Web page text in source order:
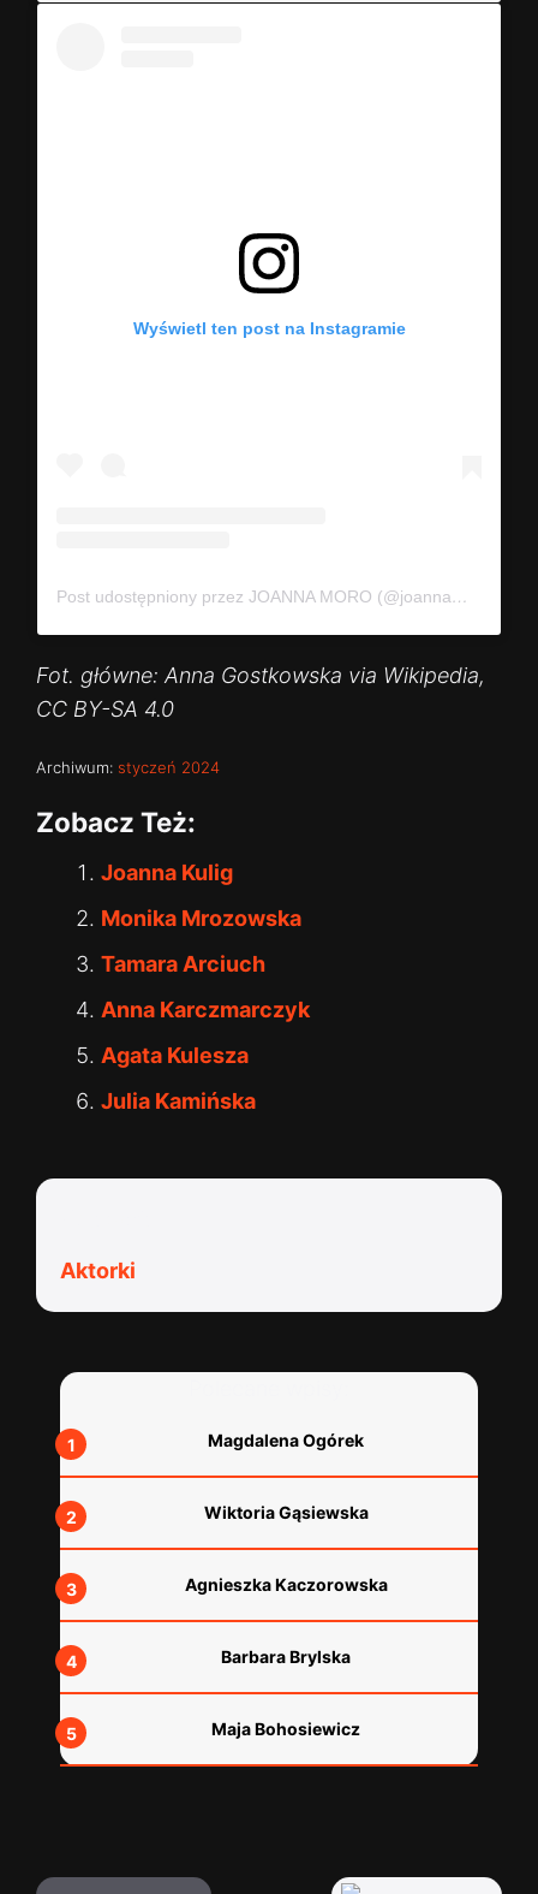
Wyświetl ten post na Instagramie
Post udostępniony przez JOANNA MORO (@joannamoro.official)
Fot. główne: Anna Gostkowska via Wikipedia,
CC BY-SA 4.0
Archiwum: styczeń 2024
Zobacz Też:
Joanna Kulig
Monika Mrozowska
Tamara Arciuch
Anna Karczmarczyk
Agata Kulesza
Julia Kamińska
Aktorki
Magdalena Ogórek
Wiktoria Gąsiewska
Agnieszka Kaczorowska
Barbara Brylska
Maja Bohosiewicz